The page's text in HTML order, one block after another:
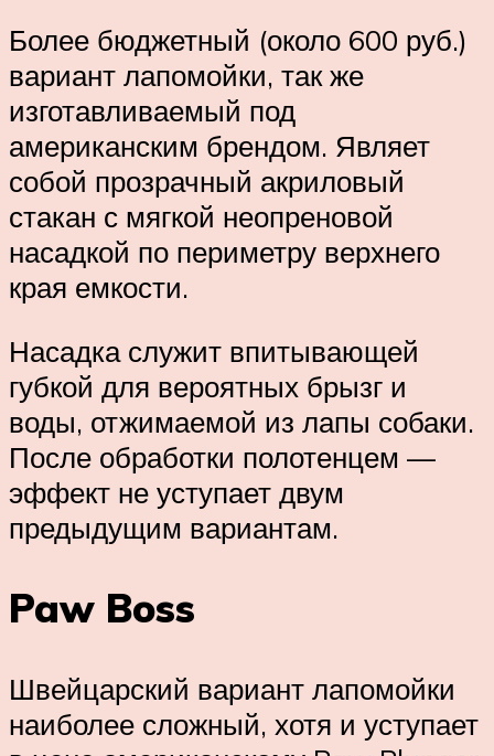
Более бюджетный (около 600 руб.)
вариант лапомойки, так же
изготавливаемый под
американским брендом. Являет
собой прозрачный акриловый
стакан с мягкой неопреновой
насадкой по периметру верхнего
края емкости.
Насадка служит впитывающей
губкой для вероятных брызг и
воды, отжимаемой из лапы собаки.
После обработки полотенцем —
эффект не уступает двум
предыдущим вариантам.
Paw Boss
Швейцарский вариант лапомойки
наиболее сложный, хотя и уступает